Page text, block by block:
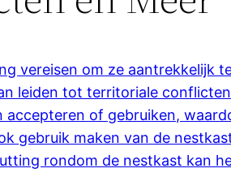
vereisen om ze aantrekkelijk
leiden tot territoriale
accepteren of gebruiken,
gebruik maken van de
rondom de nestkast kan